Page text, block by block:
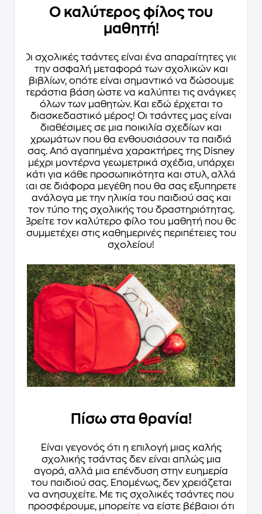
Ο καλύτερος φίλος του
μαθητή!
Οι σχολικές τσάντες είναι ένα απαραίτητες για
την ασφαλή μεταφορά των σχολικών και
βιβλίων, οπότε είναι σημαντικό να δώσουμε
τεράστια βάση ώστε να καλύπτει τις ανάγκες
όλων των μαθητών. Και εδώ έρχεται το
διασκεδαστικό μέρος! Οι τσάντες μας είναι
διαθέσιμες σε μια ποικιλία σχεδίων και
χρωμάτων που θα ενθουσιάσουν τα παιδιά
σας. Από αγαπημένα χαρακτήρες της Disney
μέχρι μοντέρνα γεωμετρικά σχέδια, υπάρχει
κάτι για κάθε προσωπικότητα και στυλ, αλλά
και σε διάφορα μεγέθη που θα σας εξυπηρετεί
ανάλογα με την ηλικία του παιδιού σας και
τον τύπο της σχολικής του δραστηριότητας.
Βρείτε τον καλύτερο φίλο του μαθητή που θα
συμμετέχει στις καθημερινές περιπέτειες του
σχολείου!
Πίσω στα θρανία!
Είναι γεγονός ότι η επιλογή μιας καλής
σχολικής τσάντας δεν είναι απλώς μια
αγορά, αλλά μια επένδυση στην ευημερία
του παιδιού σας. Επομένως, δεν χρειάζεται
να ανησυχείτε. Με τις σχολικές τσάντες που
προσφέρουμε, μπορείτε να είστε βέβαιοι ότι